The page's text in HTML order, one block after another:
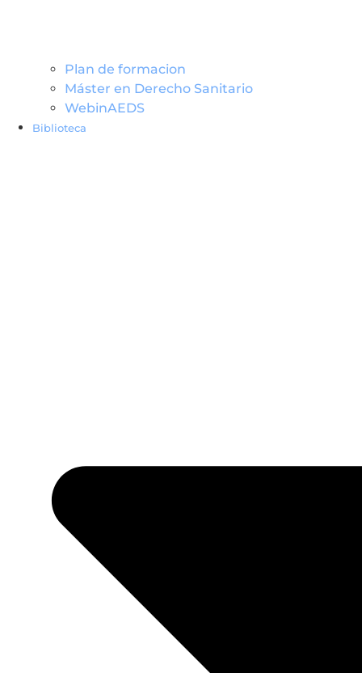
Plan de formacion
Máster en Derecho Sanitario
WebinAEDS
Biblioteca